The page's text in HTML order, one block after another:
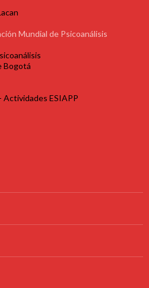
Mundial de Psicoanálisis
Bogotá
ESIAPP